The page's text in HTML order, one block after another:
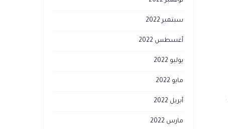
سبتمبر 2022
أغسطس 2022
يوليو 2022
مايو 2022
أبريل 2022
مارس 2022